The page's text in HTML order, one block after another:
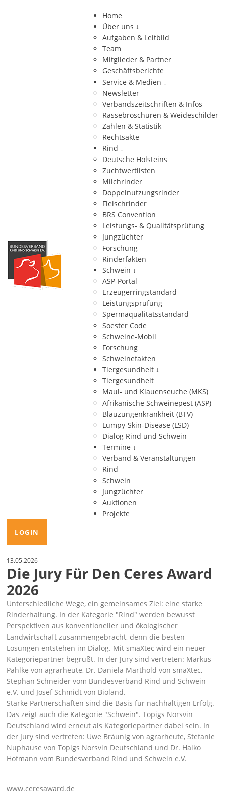
Home
Über uns ↓
Aufgaben & Leitbild
Team
Mitglieder & Partner
Geschäftsberichte
Service & Medien ↓
Newsletter
Verbandszeitschriften & Infos
Rassebroschüren & Weideschilder
Zahlen & Statistik
Rechtsakte
Rind ↓
Deutsche Holsteins
Zuchtwertlisten
Milchrinder
Doppelnutzungsrinder
Fleischrinder
BRS Convention
Leistungs- & Qualitätsprüfung
Jungzüchter
Forschung
Rinderfakten
Schwein ↓
ASP-Portal
Erzeugerringstandard
Leistungsprüfung
Spermaqualitätsstandard
Soester Code
Schweine-Mobil
Forschung
Schweinefakten
Tiergesundheit ↓
Tiergesundheit
Maul- und Klauenseuche (MKS)
Afrikanische Schweinepest (ASP)
Blauzungenkrankheit (BTV)
Lumpy-Skin-Disease (LSD)
Dialog Rind und Schwein
Termine ↓
Verband & Veranstaltungen
Rind
Schwein
Jungzüchter
Auktionen
Projekte
LOGIN
13.05.2026
Die Jury Für Den Ceres Award
2026
Unterschiedliche Wege, ein gemeinsames Ziel: eine starke
Rinderhaltung. In der Kategorie
Rind werden bewusst
Perspektiven aus konventioneller und ökologischer
Landwirtschaft zusammengebracht, denn die besten
Lösungen entstehen im Dialog. Mit smaXtec wird ein neuer
Kategoriepartner begrüßt. In der Jury sind vertreten: Markus
Pahlke von agrarheute, Dr. Daniela Marthold von smaXtec,
Stephan Schneider vom Bundesverband Rind und Schwein
e.V. und Josef Schmidt von Bioland.
Starke Partnerschaften sind die Basis für nachhaltigen Erfolg.
Das zeigt auch die Kategorie
Schwein . Topigs Norsvin
Deutschland wird erneut als Kategoriepartner dabei sein. In
der Jury sind vertreten: Uwe Bräunig von agrarheute, Stefanie
Nuphause von Topigs Norsvin Deutschland und Dr. Haiko
Hofmann vom Bundesverband Rind und Schwein e.V.
www.ceresaward.de